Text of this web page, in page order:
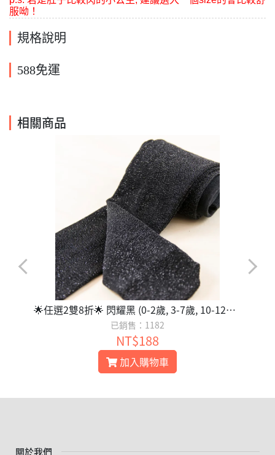
服呦！
規格說明
588免運
相關商品
🌟任選2雙8折🌟 閃耀黑 (0-2歲, 3-7歲, 10-12歲) - 3歲以下止滑
已銷售：1182
NT$188
加入購物車
關於我們